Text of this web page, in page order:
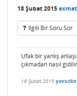
18 Şubat 2015
Ilgili Bir Soru Sor
Ufak bir yanlış
çıkmadan nasıl
18 Şubat 2015